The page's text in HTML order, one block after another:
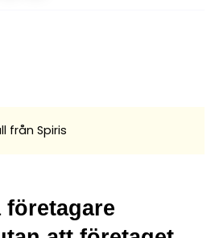
från Spiris
företagare